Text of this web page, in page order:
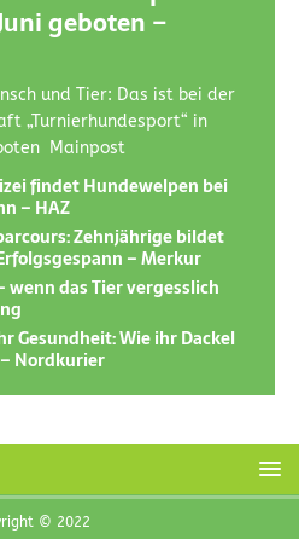
geboten –
und Tier: Das ist bei der
„Turnierhundesport“ in
Mainpost
findet Hundewelpen bei
– HAZ
Zehnjährige bildet
– Merkur
wenn das Tier vergesslich
Gesundheit: Wie ihr Dackel
Nordkurier
© 2022